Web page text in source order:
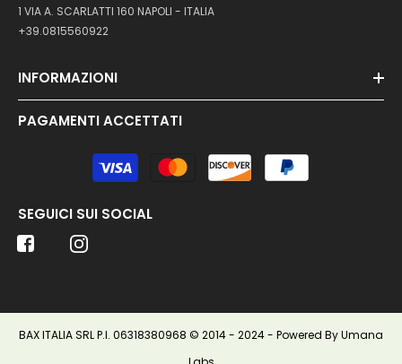
1 VIA A. SCARLATTI 160 NAPOLI - ITALIA
+39.0815560922
INFORMAZIONI
PAGAMENTI ACCETTATI
SEGUICI SUI SOCIAL
BAX ITALIA SRL P.I. 06318380968 © 2014 - 2024 - Powered By Umana